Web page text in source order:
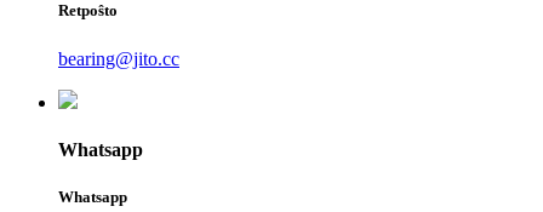
Retpoŝto
bearing@jito.cc
Whatsapp
Whatsapp